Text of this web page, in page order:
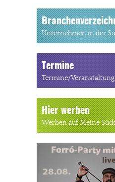
Unternehmen in der
Termine
Termine/
Hier werben
Werben auf Meine